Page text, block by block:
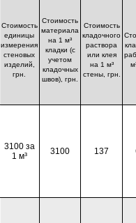
Стоимость
единицы
измерения
стеновых
изделий,
грн.
Стоимость
материала
на 1 м³
кладки (с
учетом
кладочных
швов), грн.
Стоимость
кладочного
раствора
или клея
на 1 м³
стены, грн.
3100 за
1 м³
3100 137